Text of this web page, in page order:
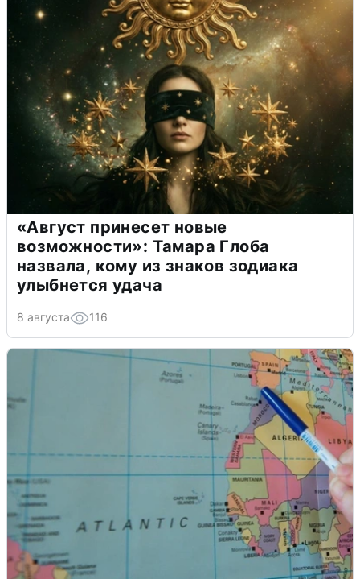
«Август принесет новые
возможности»: Тамара Глоба
назвала, кому из знаков зодиака
улыбнется удача
8 августа 116